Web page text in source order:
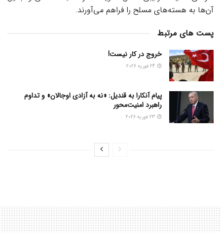
آن‌ها به هسته‌های مسلح را فراهم می‌آورند.
پست های مرتبط
خروج در کار نیست!
پیام آنکارا به قندیل: «نه به آزادی اوجالان» و تداوم
راهبرد امنیت‌محور